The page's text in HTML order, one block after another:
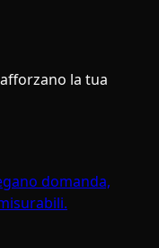
la tua
domanda,